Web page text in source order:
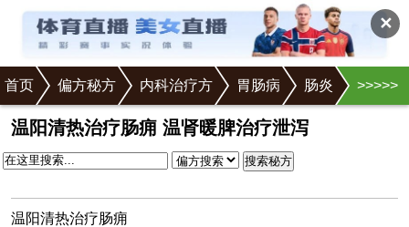
✕
首页 >
偏方秘方 >
内科治疗方 >
胃肠病 >
肠炎 >
正文
温阳清热治疗肠痈 温肾暖脾治疗泄泻
搜索秘方
温阳清热治疗肠痈